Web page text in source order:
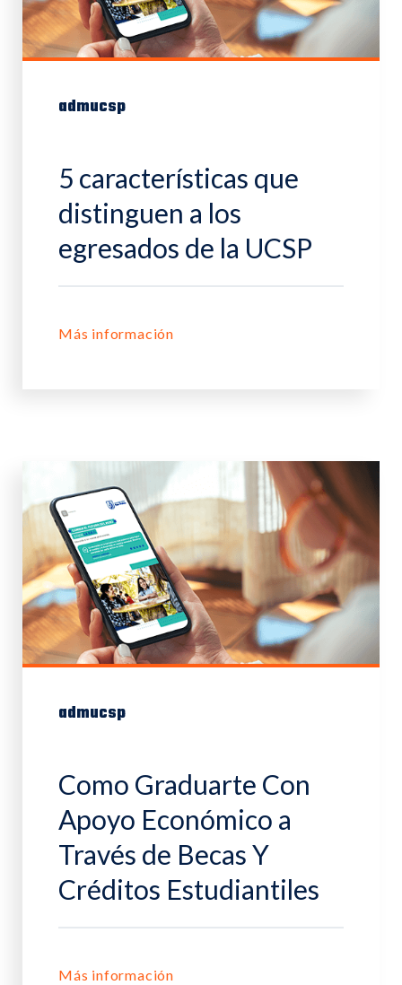
admucsp
5 características que
distinguen a los
egresados de la UCSP
Más información
admucsp
Como Graduarte Con
Apoyo Económico a
Través de Becas Y
Créditos Estudiantiles
Más información